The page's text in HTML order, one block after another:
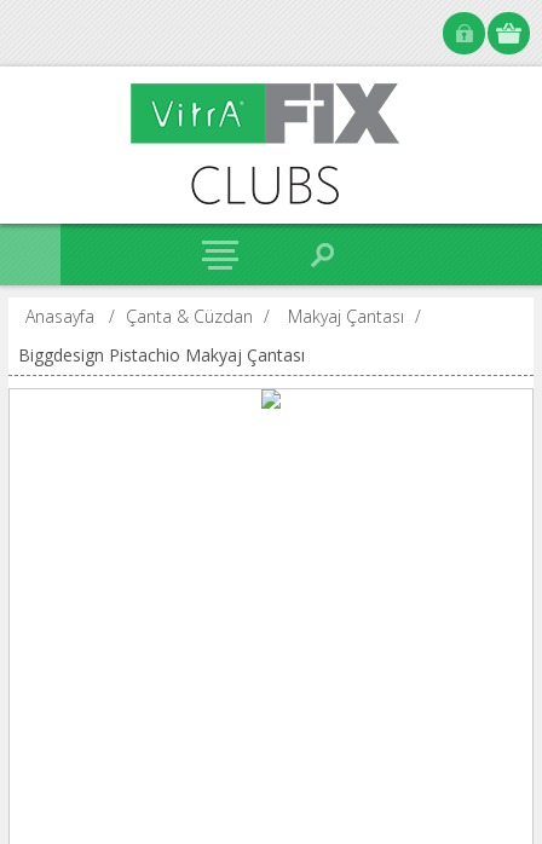
Anasayfa / Çanta & Cüzdan / Makyaj Çantası /
Biggdesign Pistachio Makyaj Çantası